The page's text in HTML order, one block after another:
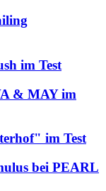
im Test
& MAY im
im Test
bei PEARL